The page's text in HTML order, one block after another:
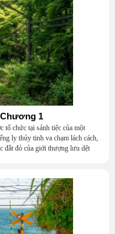
1
tổ chức tại sảnh tiệc của một
ly thủy tinh va chạm lách cách,
đắt đỏ của giới thượng lưu dệt